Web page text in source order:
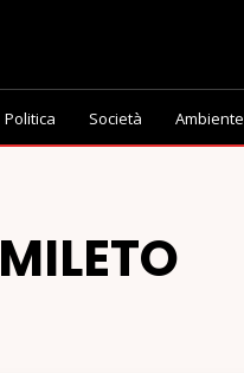
Politica Società Ambiente
MILETO